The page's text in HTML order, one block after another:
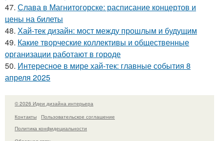
47. Слава в Магнитогорске: расписание концертов и
цены на билеты
48. Хай-тек дизайн: мост между прошлым и будущим
49. Какие творческие коллективы и общественные
организации работают в городе
50. Интересное в мире хай-тек: главные события 8
апреля 2025
© 2026 Идеи дизайна интерьера
Контакты
Пользовательское соглашение
Политика конфидециальности